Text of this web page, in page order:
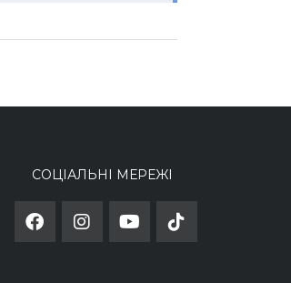
СОЦІАЛЬНІ МЕРЕЖІ